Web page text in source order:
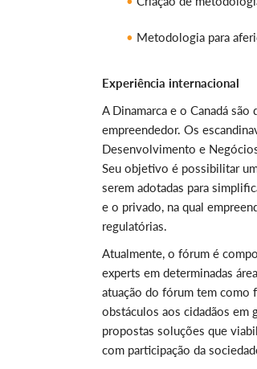
Metodologia para
Experiência internacional
A Dinamarca e o Canadá
empreendedor. Os
Desenvolvimento e
Seu objetivo é possibilitar
serem adotadas para
e o privado, na qual
regulatórias.
Atualmente, o fórum é
experts em determinadas
atuação do fórum tem como
obstáculos aos cidadãos em
propostas soluções que
com participação da